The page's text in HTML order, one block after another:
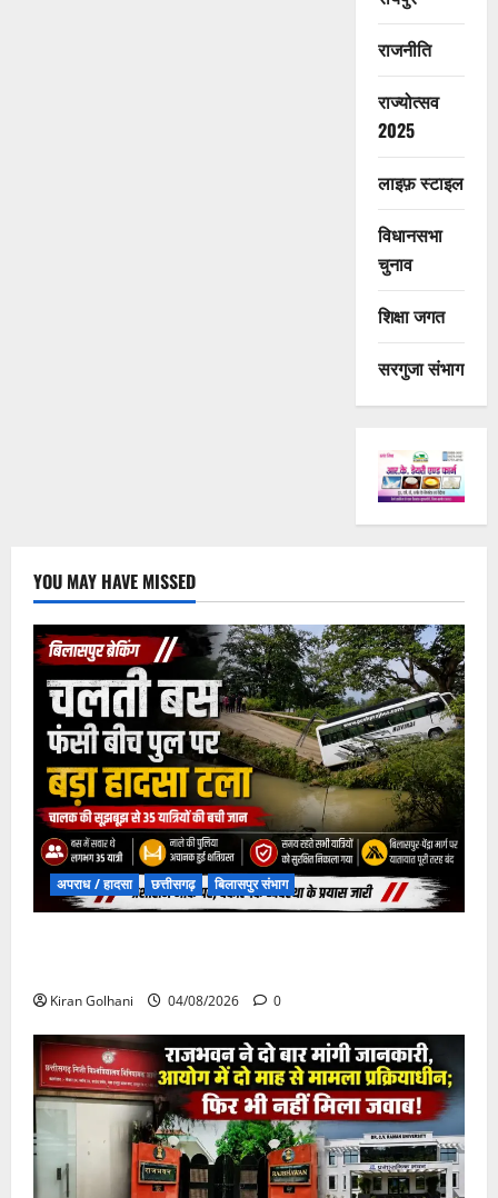
राजनीति
राज्योत्सव
2025
लाइफ़ स्टाइल
विधानसभा
चुनाव
शिक्षा जगत
सरगुजा संभाग
YOU MAY HAVE MISSED
अपराध / हादसा छत्तीसगढ़ बिलासपुर संभाग
Kiran Golhani 04/08/2026 0